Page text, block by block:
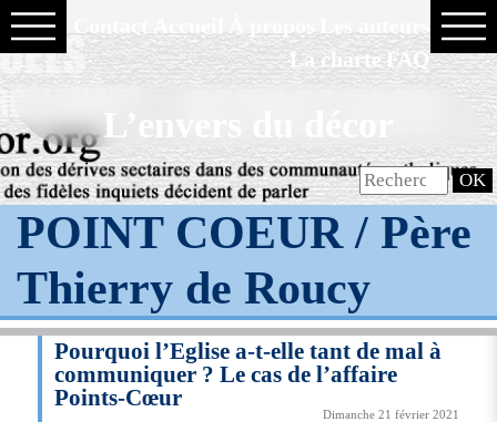
La charte FAQ
L’envers du décor
POINT COEUR / Père
Thierry de Roucy
Pourquoi l’Eglise a-t-elle tant de mal à
communiquer ? Le cas de l’affaire
Points-Cœur
Dimanche 21 février 2021